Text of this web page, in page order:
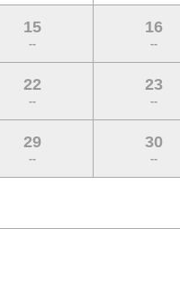
15
--
16
--
22
--
23
--
29
--
30
--